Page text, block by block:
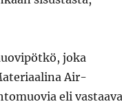
joka
Air-
eli